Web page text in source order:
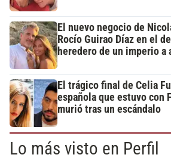
El nuevo negocio de
Rocío Guirao Díaz en el
heredero de un imperio
El trágico final de Celia
española que estuvo con
murió tras un escándalo
Lo más visto en Perfil